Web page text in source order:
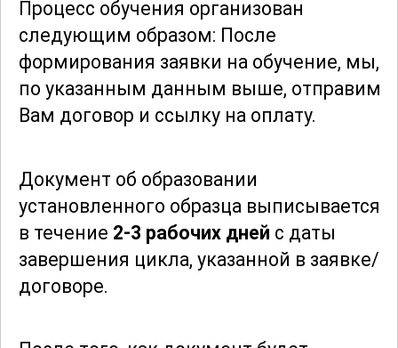
Участники узнают о методах
повышения эффективности работы,
снижении издержек и улучшении
качества конечного продукта. Это
позволит им не только освоить
значительный вклад в развитие
производства.
Дополнительно курс включает
изучение современных тенденций и
Процесс обучения организован
следующим образом: После
формирования заявки на обучение, мы,
по указанным данным выше, отправим
Вам договор и ссылку на оплату.
Документ об образовании
установленного образца выписывается
в течение 2-3 рабочих дней с даты
завершения цикла, указанной в заявке/
договоре.